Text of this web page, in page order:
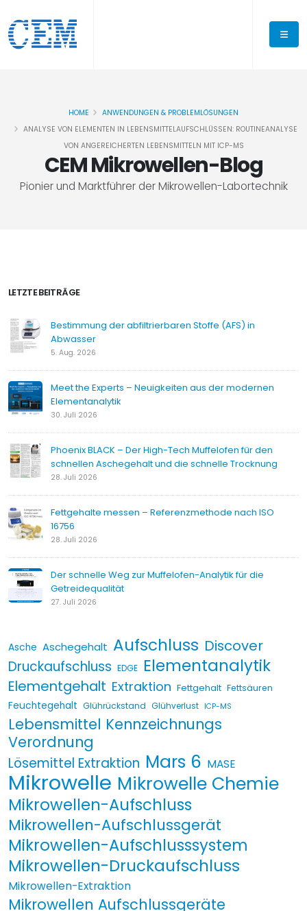
CEM Mikrowellen-Blog
Pionier und Marktführer der Mikrowellen-Labortechnik
HOME
ANWENDUNGEN & PROBLEMLÖSUNGEN
ANALYSE VON ELEMENTEN IN LEBENSMITTELAUFSCHLÜSSEN: ROUTINEANALYSE
VON ANGEREICHERTEN LEBENSMITTELN MIT ICP-MS
LETZTE BEITRÄGE
Bestimmung der abfiltrierbaren Stoffe (AFS) in
Abwasser
5. Aug. 2026
Meet the Experts – Neuigkeiten aus der modernen
Elementanalytik
30. Juli 2026
Phoenix BLACK – Der High-Tech Muffelofen für den
schnellen Aschegehalt und die schnelle Trocknung
28. Juli 2026
Fettgehalte messen – Referenzmethode nach ISO
16756
28. Juli 2026
Der schnelle Weg zur Muffelofen-Analytik für die
Getreidequalität
27. Juli 2026
Asche Aschegehalt Aufschluss Discover
Druckaufschluss EDGE Elementanalytik
Elementgehalt Extraktion Fettgehalt Fettsäuren
Feuchtegehalt Glührückstand Glühverlust ICP-MS
Lebensmittel Kennzeichnungs
Verordnung
Lösemittel Extraktion Mars 6 MASE
Mikrowelle Mikrowelle Chemie
Mikrowellen-Aufschluss
Mikrowellen-Aufschlussgerät
Mikrowellen-Aufschlusssystem
Mikrowellen-Druckaufschluss
Mikrowellen-Extraktion
Mikrowellen Aufschlussgeräte